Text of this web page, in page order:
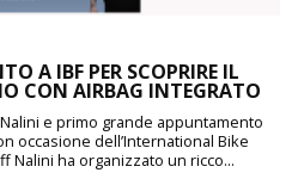
A IBF PER SCOPRIRE IL
CON AIRBAG INTEGRATO
e primo grande appuntamento
occasione dell’International Bike
Nalini ha organizzato un ricco...